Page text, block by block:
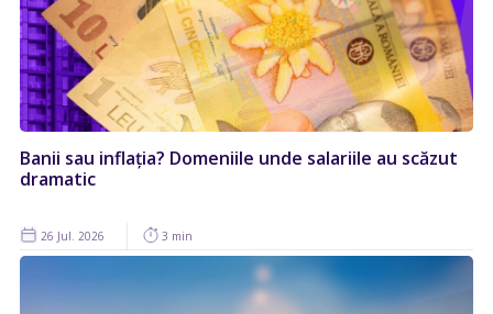
Banii sau inflația? Domeniile unde salariile au scăzut
dramatic
26 Jul. 2026 3 min